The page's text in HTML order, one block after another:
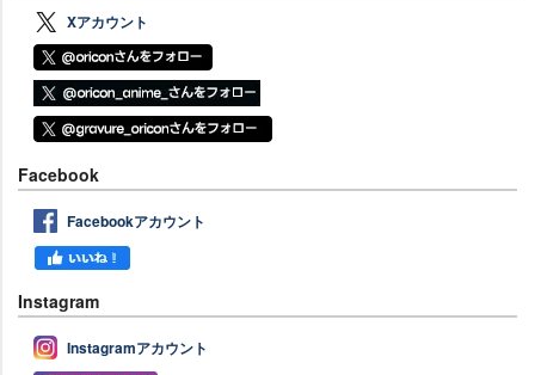
Xアカウント
Facebook
Facebookアカウント
Instagram
Instagramアカウント